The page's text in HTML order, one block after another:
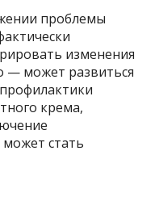
проблемы
изменения
— может развиться
крема,
может стать